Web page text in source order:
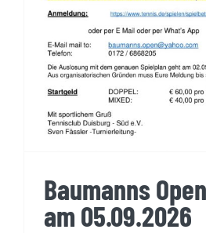
Baumanns
am 05.09.2026